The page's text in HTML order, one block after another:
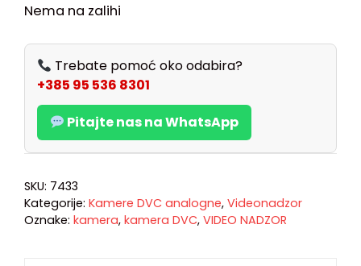
Nema na zalihi
Trebate pomoć oko odabira?
+385 95 536 8301
Pitajte nas na WhatsApp
SKU: 7433
Kategorije: Kamere DVC analogne, Videonadzor
Oznake: kamera, kamera DVC, VIDEO NADZOR